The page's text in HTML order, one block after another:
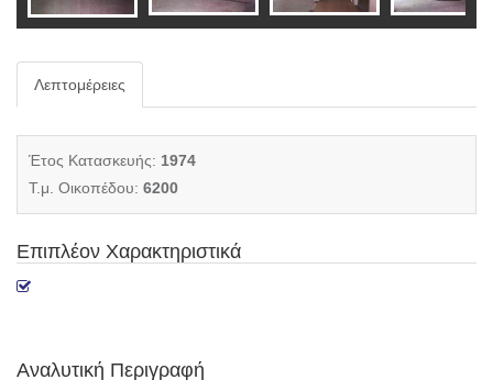
Λεπτομέρειες
Έτος Κατασκευής: 1974
Τ.μ. Οικοπέδου: 6200
Επιπλέον Χαρακτηριστικά
Αναλυτική Περιγραφή